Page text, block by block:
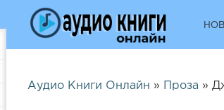
Аудио Книги Онлайн » Проза »